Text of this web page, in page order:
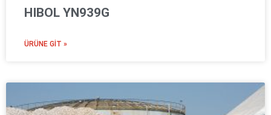
HIBOL YN939G
ÜRÜNE GIT »